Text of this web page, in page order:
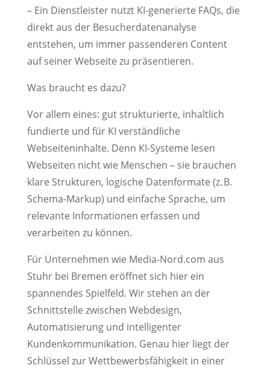
– Ein Dienstleister nutzt KI-generierte FAQs, die
direkt aus der Besucherdatenanalyse
entstehen, um immer passenderen Content
auf seiner Webseite zu präsentieren.
Was braucht es dazu?
Vor allem eines: gut strukturierte, inhaltlich
fundierte und für KI verständliche
Webseiteninhalte. Denn KI-Systeme lesen
Webseiten nicht wie Menschen – sie brauchen
klare Strukturen, logische Datenformate (z. B.
Schema-Markup) und einfache Sprache, um
relevante Informationen erfassen und
verarbeiten zu können.
Für Unternehmen wie Media-Nord.com aus
Stuhr bei Bremen eröffnet sich hier ein
spannendes Spielfeld. Wir stehen an der
Schnittstelle zwischen Webdesign,
Automatisierung und intelligenter
Kundenkommunikation. Genau hier liegt der
Schlüssel zur Wettbewerbsfähigkeit in einer